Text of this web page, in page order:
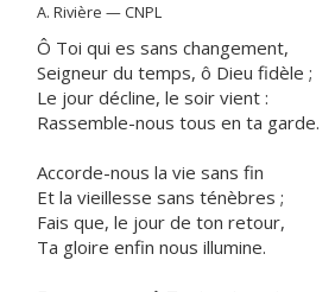
A. Rivière — CNPL
Ô Toi qui es sans changement,
Seigneur du temps, ô Dieu fidèle ;
Le jour décline, le soir vient :
Rassemble-nous tous en ta garde.
Accorde-nous la vie sans fin
Et la vieillesse sans ténèbres ;
Fais que, le jour de ton retour,
Ta gloire enfin nous illumine.